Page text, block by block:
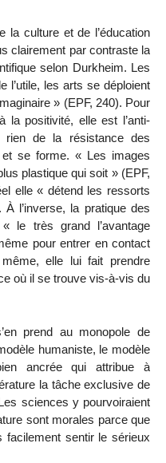
la culture et de l’éducation
clairement par contraste la
selon Durkheim. Les
l’utile, les arts se déploient
» (EPF, 240). Pour
la positivité, elle est l’anti-
rien de la résistance des
et se forme. « Les images
plastique qui soit » (EPF,
elle « détend les ressorts
l’inverse, la pratique des
« le très grand l’avantage
pour entrer en contact
elle lui fait prendre
où il se trouve vis-à-vis du
prend au monopole de
humaniste, le modèle
ancrée qui attribue à
la tâche exclusive de
sciences y pourvoiraient
sont morales parce que
facilement sentir le sérieux